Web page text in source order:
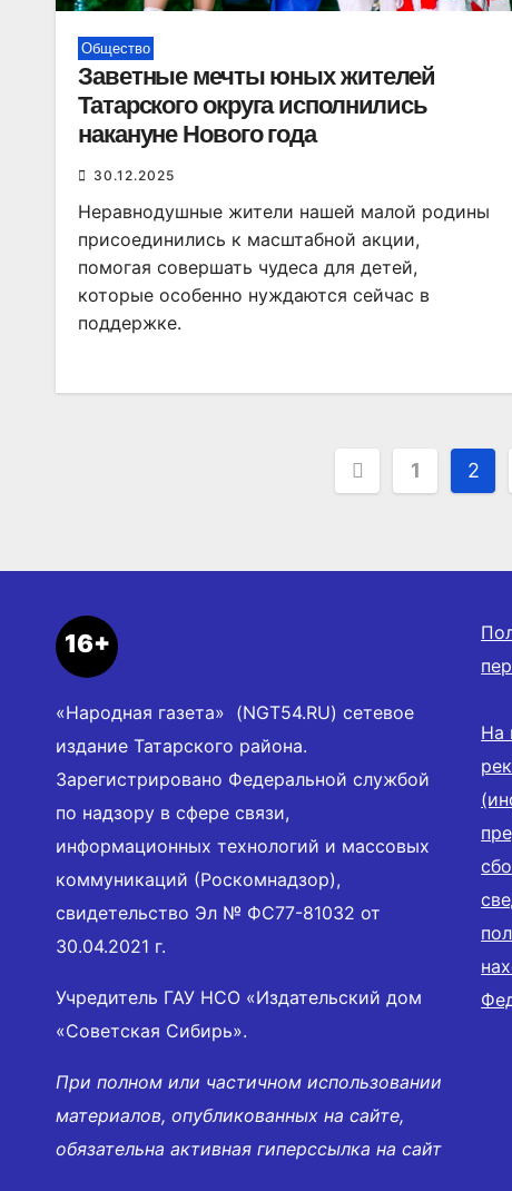
Общество
Заветные мечты юных жителей
Татарского округа исполнились
накануне Нового года
30.12.2025
Неравнодушные жители нашей малой родины
присоединились к масштабной акции,
помогая совершать чудеса для детей,
которые особенно нуждаются сейчас в
поддержке.
Пагинация
1 2
16+
«Народная газета» (NGT54.RU) сетевое
издание Татарского района.
Зарегистрировано Федеральной службой
по надзору в сфере связи,
информационных технологий и массовых
коммуникаций (Роскомнадзор),
свидетельство Эл № ФС77-81032 от
30.04.2021 г.
Учредитель ГАУ НСО «Издательский дом
«Советская Сибирь».
При полном или частичном использовании
материалов, опубликованных на сайте,
обязательна активная гиперссылка на сайт
На